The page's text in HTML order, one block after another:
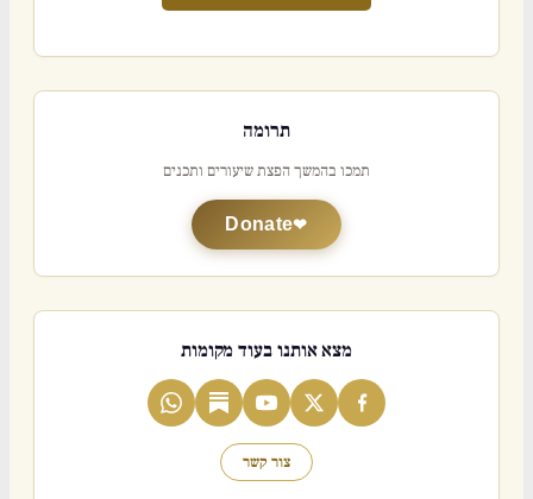
תרומה
תמכו בהמשך הפצת שיעורים ותכנים
Donate
מצא אותנו בעוד מקומות
צור קשר